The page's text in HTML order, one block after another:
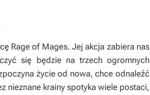
Rage of Mages. Jej akcja zabiera nas
się będzie na trzech ogromnych
życie od nowa, chce odnaleźć
nieznane krainy spotyka wiele postaci,